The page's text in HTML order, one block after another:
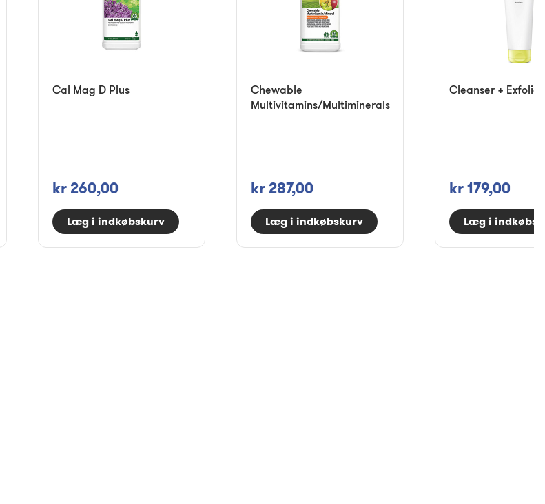
Cal Mag D Plus
kr 260,00
Læg i indkøbskurv
Chewable
Multivitamins/Multiminerals
kr 287,00
Læg i indkøbskurv
Cleanser +
kr 179,00
Læg i